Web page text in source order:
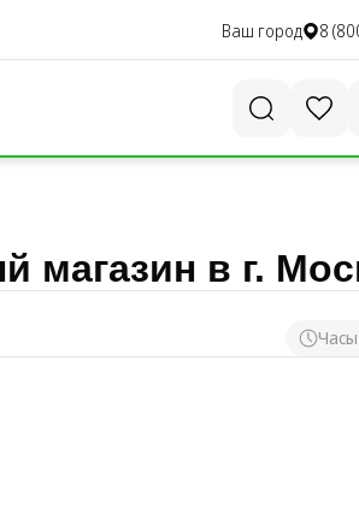
Ваш город 8
магазин в г.